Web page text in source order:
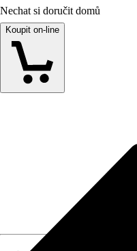
Nechat si doručit domů
Koupit on-line